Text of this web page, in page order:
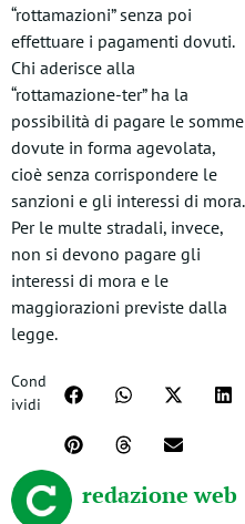
“rottamazioni” senza poi
effettuare i pagamenti dovuti.
Chi aderisce alla
“rottamazione-ter” ha la
possibilità di pagare le somme
dovute in forma agevolata,
cioè senza corrispondere le
sanzioni e gli interessi di mora.
Per le multe stradali, invece,
non si devono pagare gli
interessi di mora e le
maggiorazioni previste dalla
legge.
Cond
ividi
redazione web